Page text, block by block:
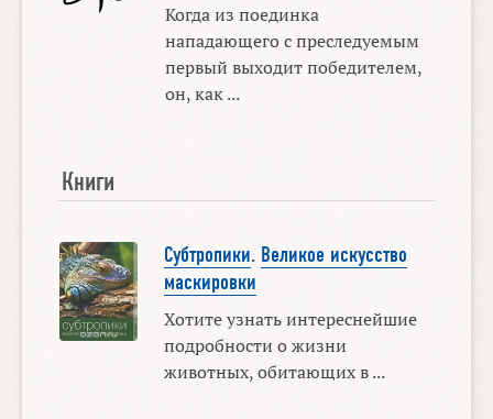
Когда из поединка
нападающего с преследуемым
первый выходит победителем,
он, как ...
Книги
Субтропики. Великое искусство
маскировки
Хотите узнать интереснейшие
подробности о жизни
животных, обитающих в ...